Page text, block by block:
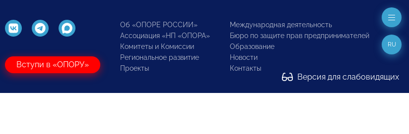
Вступи в «ОПОРУ»
Об «ОПОРЕ РОССИИ»
Ассоциация «НП «ОПОРА»
Комитеты и Комиссии
Региональное развитие
Проекты
Международная деятельность
Бюро по защите прав предпринимателей
Образование
Новости
Контакты
Версия для слабовидящих
RU